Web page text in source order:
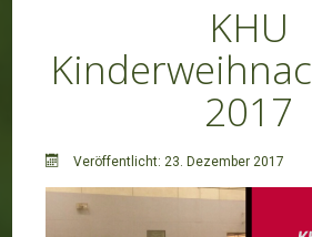
KHU
2017
Veröffentlicht: 23. Dezember 2017